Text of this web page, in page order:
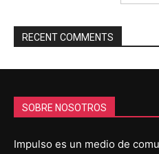
RECENT COMMENTS
SOBRE NOSOTROS
Impulso es un medio de